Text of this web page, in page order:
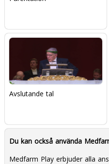
Avslutande tal
Du kan också använda
Medfarm Play erbjuder alla